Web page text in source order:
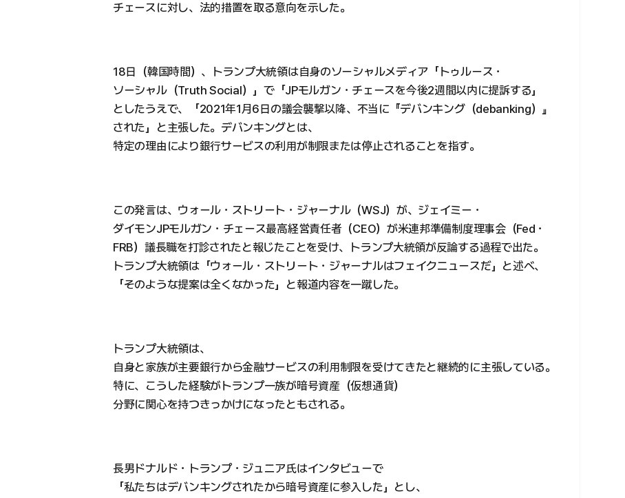
チェースに対し、法的措置を取る意向を示した。
18日（韓国時間）、トランプ大統領は自身のソーシャルメディア「トゥルース・
ソーシャル（Truth Social）」で「JPモルガン・チェースを今後2週間以内に提訴する」
としたうえで、「2021年1月6日の議会襲撃以降、不当に『デバンキング（debanking）』
された」と主張した。デバンキングとは、
特定の理由により銀行サービスの利用が制限または停止されることを指す。
この発言は、ウォール・ストリート・ジャーナル（WSJ）が、ジェイミー・
ダイモンJPモルガン・チェース最高経営責任者（CEO）が米連邦準備制度理事会（Fed・
FRB）議長職を打診されたと報じたことを受け、トランプ大統領が反論する過程で出た。
トランプ大統領は「ウォール・ストリート・ジャーナルはフェイクニュースだ」と述べ、
「そのような提案は全くなかった」と報道内容を一蹴した。
トランプ大統領は、
自身と家族が主要銀行から金融サービスの利用制限を受けてきたと継続的に主張している。
特に、こうした経験がトランプ一族が暗号資産（仮想通貨）
分野に関心を持つきっかけになったともされる。
長男ドナルド・トランプ・ジュニア氏はインタビューで
「私たちはデバンキングされたから暗号資産に参入した」とし、